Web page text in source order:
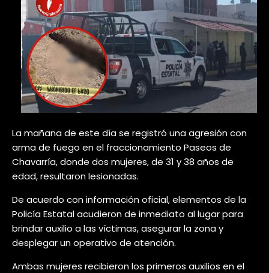
La mañana de este día se registró una agresión con
arma de fuego en el fraccionamiento Paseos de
Chavarría, donde dos mujeres, de 31 y 38 años de
edad, resultaron lesionadas.
De acuerdo con información oficial, elementos de la
Policía Estatal acudieron de inmediato al lugar para
brindar auxilio a las víctimas, asegurar la zona y
desplegar un operativo de atención.
Ambas mujeres recibieron los primeros auxilios en el